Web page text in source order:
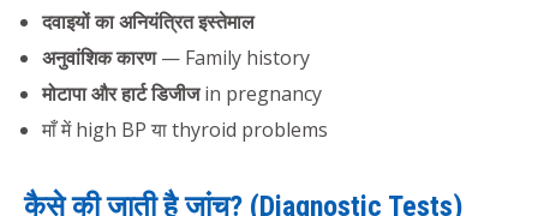
दवाइयों का अनियंत्रित इस्तेमाल
अनुवांशिक कारण— Family history
मोटापा और हार्ट डिजीजin pregnancy
माँ में high BP या thyroid problems
कैसे की जाती है जांच? (Diagnostic Tests)